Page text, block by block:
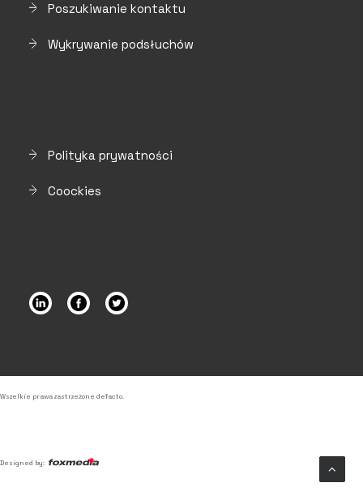
Poszukiwanie kontaktu
Wykrywanie podsłuchów
Polityka prywatności
Coockies
Wszelkie prawa zastrzeżone defacto.
Designed by: